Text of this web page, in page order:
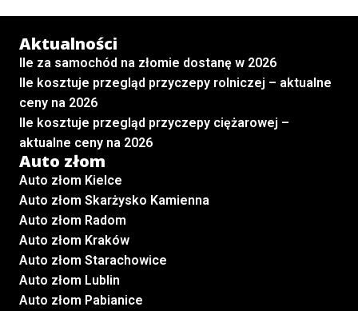
Aktualności
Ile za samochód na złomie dostanę w 2026
Ile kosztuje przegląd przyczepy rolniczej – aktualne
ceny na 2026
Ile kosztuje przegląd przyczepy ciężarowej –
aktualne ceny na 2026
Auto złom
Auto złom Kielce
Auto złom Skarżysko Kamienna
Auto złom Radom
Auto złom Kraków
Auto złom Starachowice
Auto złom Lublin
Auto złom Pabianice